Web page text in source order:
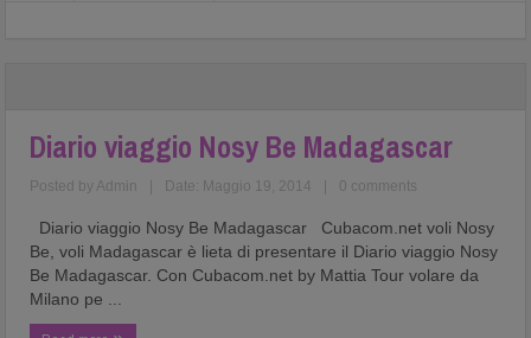
Diario viaggio Nosy Be Madagascar
Posted by Admin Date: Maggio 19, 2014 0 comments
Diario viaggio Nosy Be Madagascar Cubacom.net voli Nosy
Be, voli Madagascar è lieta di presentare il Diario viaggio Nosy
Be Madagascar. Con Cubacom.net by Mattia Tour volare da
Milano pe ...